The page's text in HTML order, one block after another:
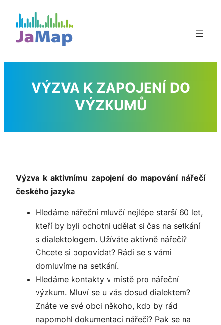
Přeskočit
obsah
VÝZVA K ZAPOJENÍ DO
VÝZKUMŮ
Výzva k aktivnímu zapojení do mapování nářečí
českého jazyka
Hledáme nářeční mluvčí nejlépe starší 60 let,
kteří by byli ochotni udělat si čas na setkání
s dialektologem. Užíváte aktivně nářečí?
Chcete si popovídat? Rádi se s vámi
domluvíme na setkání.
Hledáme kontakty v místě pro nářeční
výzkum. Mluví se u vás dosud dialektem?
Znáte ve své obci někoho, kdo by rád
napomohl dokumentaci nářečí? Pak se na